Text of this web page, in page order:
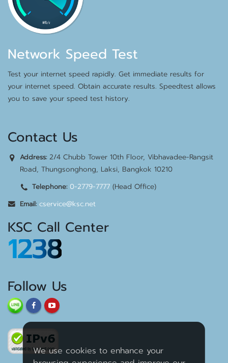
Network Speed Test
Test your internet speed rapidly. Get immediate results for
your internet speed. Obtain accurate results. Speedtest allows
you to save your speed test history.
Contact Us
Address:2/4 Chubb Tower 10th Floor, Vibhavadee-Rangsit
Road, Thungsonghong, Laksi, Bangkok 10210
Telephone: 0-2779-7777 (Head Office)
Email: cservice@ksc.net
KSC Call Center
1238
Follow Us
We use cookies to enhance your